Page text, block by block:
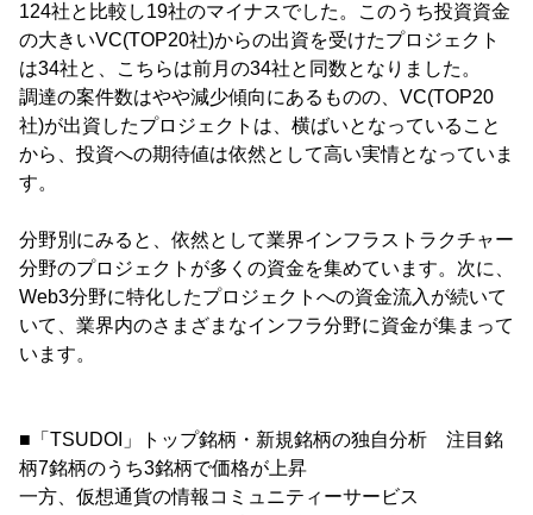
124社と比較し19社のマイナスでした。このうち投資資金
の大きいVC(TOP20社)からの出資を受けたプロジェクト
は34社と、こちらは前月の34社と同数となりました。
調達の案件数はやや減少傾向にあるものの、VC(TOP20
社)が出資したプロジェクトは、横ばいとなっていること
から、投資への期待値は依然として高い実情となっていま
す。
分野別にみると、依然として業界インフラストラクチャー
分野のプロジェクトが多くの資金を集めています。次に、
Web3分野に特化したプロジェクトへの資金流入が続いて
いて、業界内のさまざまなインフラ分野に資金が集まって
います。
■「TSUDOI」トップ銘柄・新規銘柄の独自分析 注目銘
柄7銘柄のうち3銘柄で価格が上昇
一方、仮想通貨の情報コミュニティーサービス